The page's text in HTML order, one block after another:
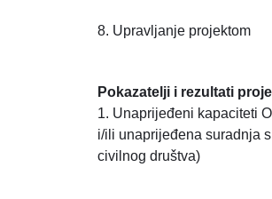
8. Upravljanje projektom
Pokazatelji i rezultati
1. Unaprijeđeni kapaciteti
i/ili unaprijeđena suradnja
civilnog društva)